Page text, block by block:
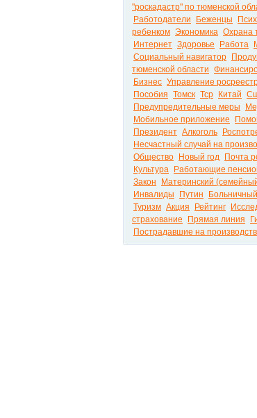
"роскадастр" по тюменской
Работодатели
Беженцы
ребенком Экономика Охрана
Интернет Здоровье Работа
Социальный навигатор
тюменской области
Бизнес Управление
Пособия Томск Тср Китай
Предупредительные меры
Мобильное приложение
Президент Алкоголь
Несчастный случай на
Общество
Новый год Почта
Культура
Работающие
Закон
Материнский
Инвалиды
Путин
Туризм Акция Рейтинг
страхование
Прямая линия
Пострадавшие на